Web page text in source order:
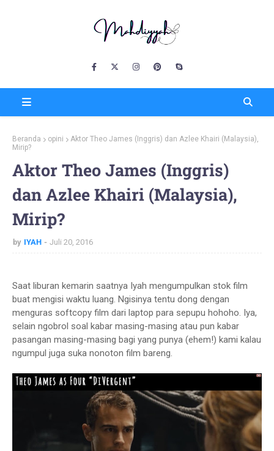
Beranda opini
Aktor Theo James (Inggris) dan Azlee Khairi (Malaysia),
Mirip?
Aktor Theo James (Inggris)
dan Azlee Khairi (Malaysia),
Mirip?
by IYAH Juli 20, 2016
Saat liburan kemarin saatnya Iyah mengumpulkan stok film
buat mengisi waktu luang. Ngisinya tentu dong dengan
menguras softcopy film dari laptop para sepupu hohoho. Iya,
selain ngobrol soal kabar masing-masing atau pun kabar
pasangan masing-masing bagi yang punya (ehem!) kami kalau
ngumpul juga suka nonoton film bareng.